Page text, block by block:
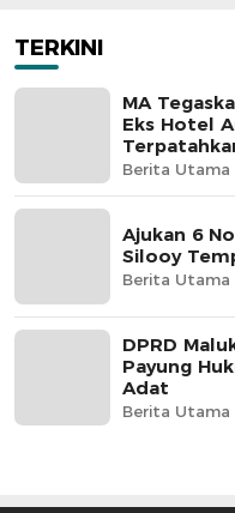
TERKINI
MA
Eks Hotel
Berita Utama
Ajukan 6
Silooy
Berita Utama
DPRD
Payung
Adat
Berita Utama